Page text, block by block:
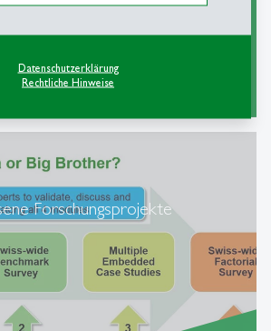
Datenschutzerklärung
Rechtliche Hinweise
east Weitere Informationen
Forschungsprojekte